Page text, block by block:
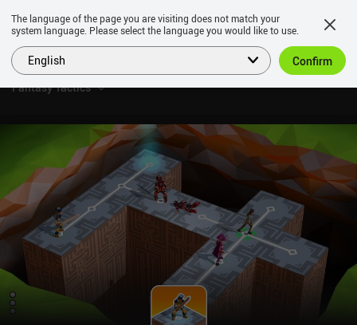
Fantasy Tactics
The language of the page you are visiting does not match your
system language. Please select the language you would like to use.
English Confirm